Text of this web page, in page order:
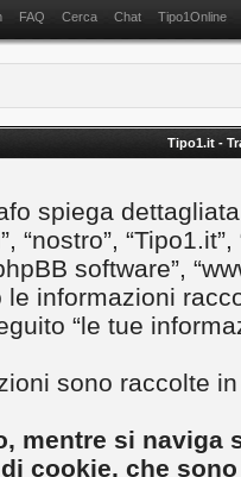
FAQ Cerca Chat Tipo1Online
Tipo1.it -
spiega
“nostro”,
software”,
le informazioni
“le tue
sono raccolte
mentre si naviga
cookie, che